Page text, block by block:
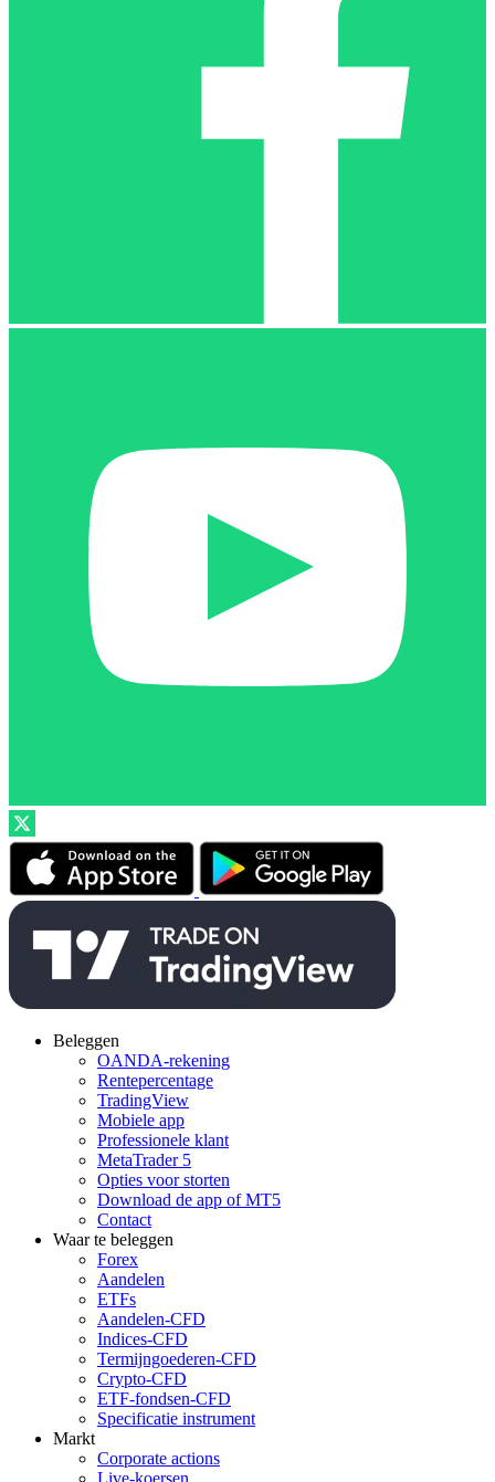
Beleggen
OANDA-rekening
Rentepercentage
TradingView
Mobiele app
Professionele klant
MetaTrader 5
Opties voor storten
Download de app of MT5
Contact
Waar te beleggen
Forex
Aandelen
ETFs
Aandelen-CFD
Indices-CFD
Termijngoederen-CFD
Crypto-CFD
ETF-fondsen-CFD
Specificatie instrument
Markt
Corporate actions
Live-koersen